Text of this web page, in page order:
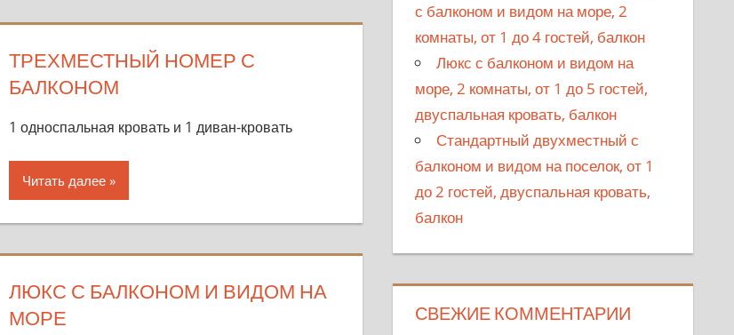
ТРЕХМЕСТНЫЙ НОМЕР С
БАЛКОНОМ
1 односпальная кровать и 1 диван-кровать
Читать далее
ЛЮКС С БАЛКОНОМ И ВИДОМ НА
МОРЕ
с балконом и видом на море, 2
комнаты, от 1 до 4 гостей, балкон
Люкс с балконом и видом на
море, 2 комнаты, от 1 до 5 гостей,
двуспальная кровать, балкон
Стандартный двухместный с
балконом и видом на поселок, от 1
до 2 гостей, двуспальная кровать,
балкон
СВЕЖИЕ КОММЕНТАРИИ